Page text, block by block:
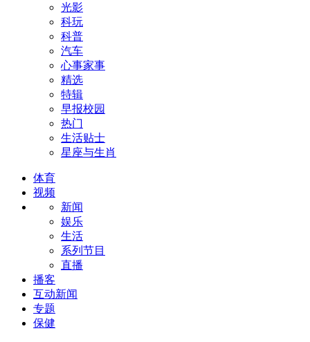
光影
科玩
科普
汽车
心事家事
精选
特辑
早报校园
热门
生活贴士
星座与生肖
体育
视频
新闻
娱乐
生活
系列节目
直播
播客
互动新闻
专题
保健